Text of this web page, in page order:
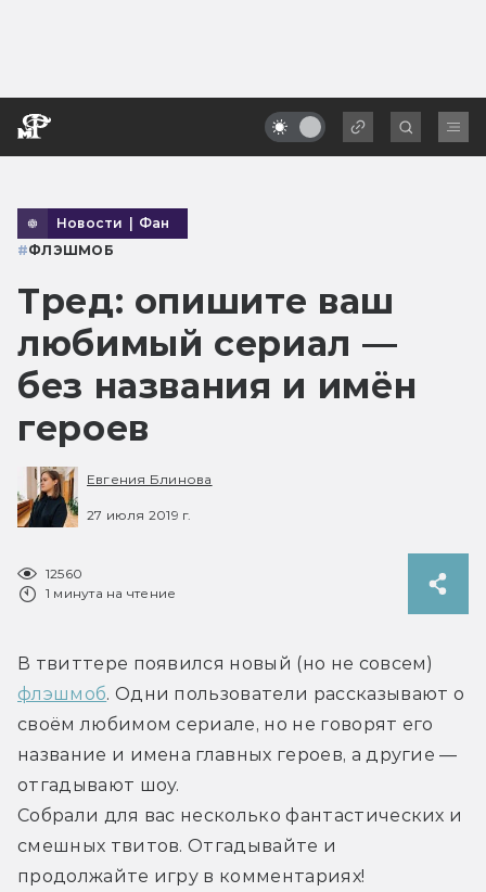
Новости | Фан
#ФЛЭШМОБ
Тред: опишите ваш
любимый сериал —
без названия и имён
героев
Евгения Блинова
27 июля 2019 г.
12560
1 минута на чтение
флэшмоб. Одни пользователи рассказывают о
своём любимом сериале, но не говорят его
название и имена главных героев, а другие —
отгадывают шоу.
Собрали для вас несколько фантастических и
смешных твитов. Отгадывайте и
продолжайте игру в комментариях!